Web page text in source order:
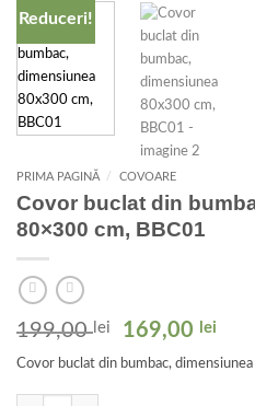
Reduceri!
PRIMA PAGINĂ / COVOARE
Covor buclat din
80×300 cm, BBC01
199,00 lei
Prețul
a
169,00 lei
Covor buclat din bumbac,